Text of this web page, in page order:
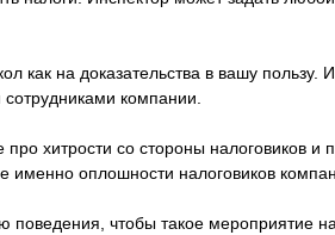
как на доказательства в вашу
компании.
хитрости со стороны налоговиков
оплошности налоговиков
чтобы такое мероприятие